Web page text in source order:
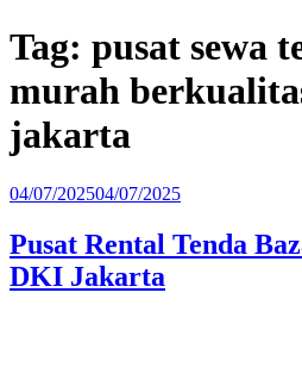
Tag: pusat sewa
murah
jakarta
Diposkan
04/07/202504/07/2025
Pusat Rental Tenda
DKI Jakarta